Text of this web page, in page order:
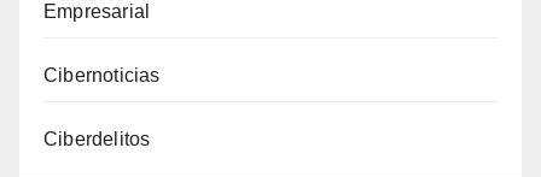
Empresarial
Cibernoticias
Ciberdelitos